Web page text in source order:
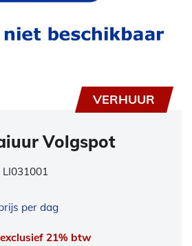
VERHUUR
Volgspot
LI031001
per dag
21% btw